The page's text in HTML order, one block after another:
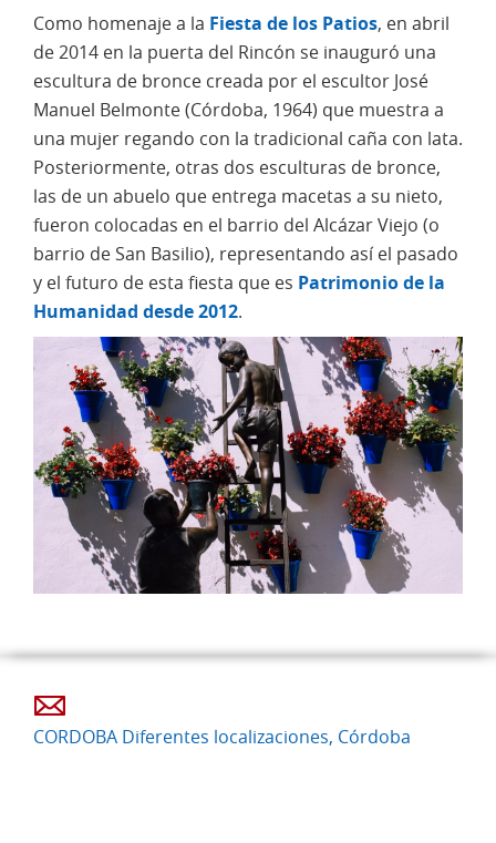
Como homenaje a la Fiesta de los Patios, en abril
de 2014 en la puerta del Rincón se inauguró una
escultura de bronce creada por el escultor José
Manuel Belmonte (Córdoba, 1964) que muestra a
una mujer regando con la tradicional caña con lata.
Posteriormente, otras dos esculturas de bronce,
las de un abuelo que entrega macetas a su nieto,
fueron colocadas en el barrio del Alcázar Viejo (o
barrio de San Basilio), representando así el pasado
y el futuro de esta fiesta que es Patrimonio de la
Humanidad desde 2012.
CORDOBA Diferentes localizaciones, Córdoba